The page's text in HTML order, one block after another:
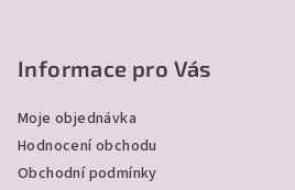
Informace pro Vás
Moje objednávka
Hodnocení obchodu
Obchodní podmínky